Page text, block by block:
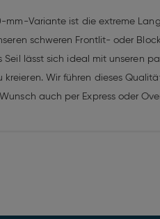
mm-Variante ist die extreme
schweren Frontlit- oder
Seil lässt sich ideal mit unseren
kreieren. Wir führen dieses
auch per Express oder